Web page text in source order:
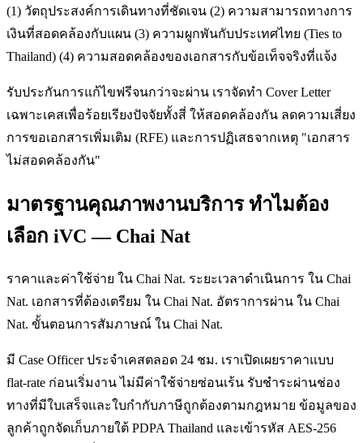
(1) วัตถุประสงค์การเดินทางที่ชัดเจน (2) ความสามารถทางการ
เงินที่สอดคล้องกับแผน (3) ความผูกพันกับประเทศไทย (Ties to
Thailand) (4) ความสอดคล้องของเอกสารกับข้อเท็จจริงที่แจ้ง
รับประกันการแก้ไขฟรีจนกว่าจะผ่าน เราจัดทำ Cover Letter
เฉพาะเคสเพื่อร้อยเรียงปัจจัยทั้งสี่ ให้สอดคล้องกัน ลดความเสี่ยง
การขอเอกสารเพิ่มเติม (RFE) และการปฏิเสธจากเหตุ "เอกสาร
ไม่สอดคล้องกัน"
มาตรฐานคุณภาพงานบริการ ทำไมต้อง
เลือก iVC — Chai Nat
ราคาและค่าใช้จ่าย ใน Chai Nat. ระยะเวลาดำเนินการ ใน Chai
Nat. เอกสารที่ต้องเตรียม ใน Chai Nat. อัตราการผ่าน ใน Chai
Nat. ขั้นตอนการสัมภาษณ์ ใน Chai Nat.
มี Case Officer ประจำเคสตลอด 24 ชม. เราเปิดเผยราคาแบบ
flat-rate ก่อนเริ่มงาน ไม่มีค่าใช้จ่ายซ่อนเร้น รับชำระผ่านช่อง
ทางที่มีใบเสร็จและใบกำกับภาษีถูกต้องตามกฎหมาย ข้อมูลของ
ลูกค้าถูกจัดเก็บภายใต้ PDPA Thailand และเข้ารหัส AES-256